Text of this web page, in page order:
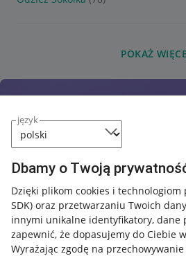
język
Dbamy o Twoją
Dzięki plikom cookies i technologiom
SDK) oraz przetwarzaniu Twoich
innymi unikalne identyfikatory, dane
zapewnić, że dopasujemy do Ciebie
Wyrażając zgodę na
POKAŻ